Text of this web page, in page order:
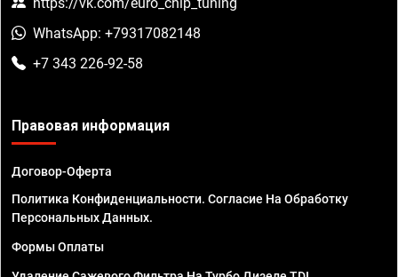
WhatsApp: +79317082148
+7 343 226-92-58
Правовая информация
Договор-Оферта
Политика Конфиденциальности. Согласие На Обработку
Персональных Данных.
Формы Оплаты